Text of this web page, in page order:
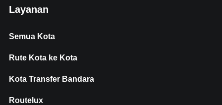
Layanan
Semua Kota
Rute Kota ke Kota
Kota Transfer Bandara
Routelux